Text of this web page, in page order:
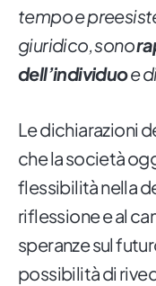
tempo e
giuridico, sono
dell’individuoe
Le dichiarazioni
che la società
flessibilità nella
riflessione e al
speranze sul
possibilità di